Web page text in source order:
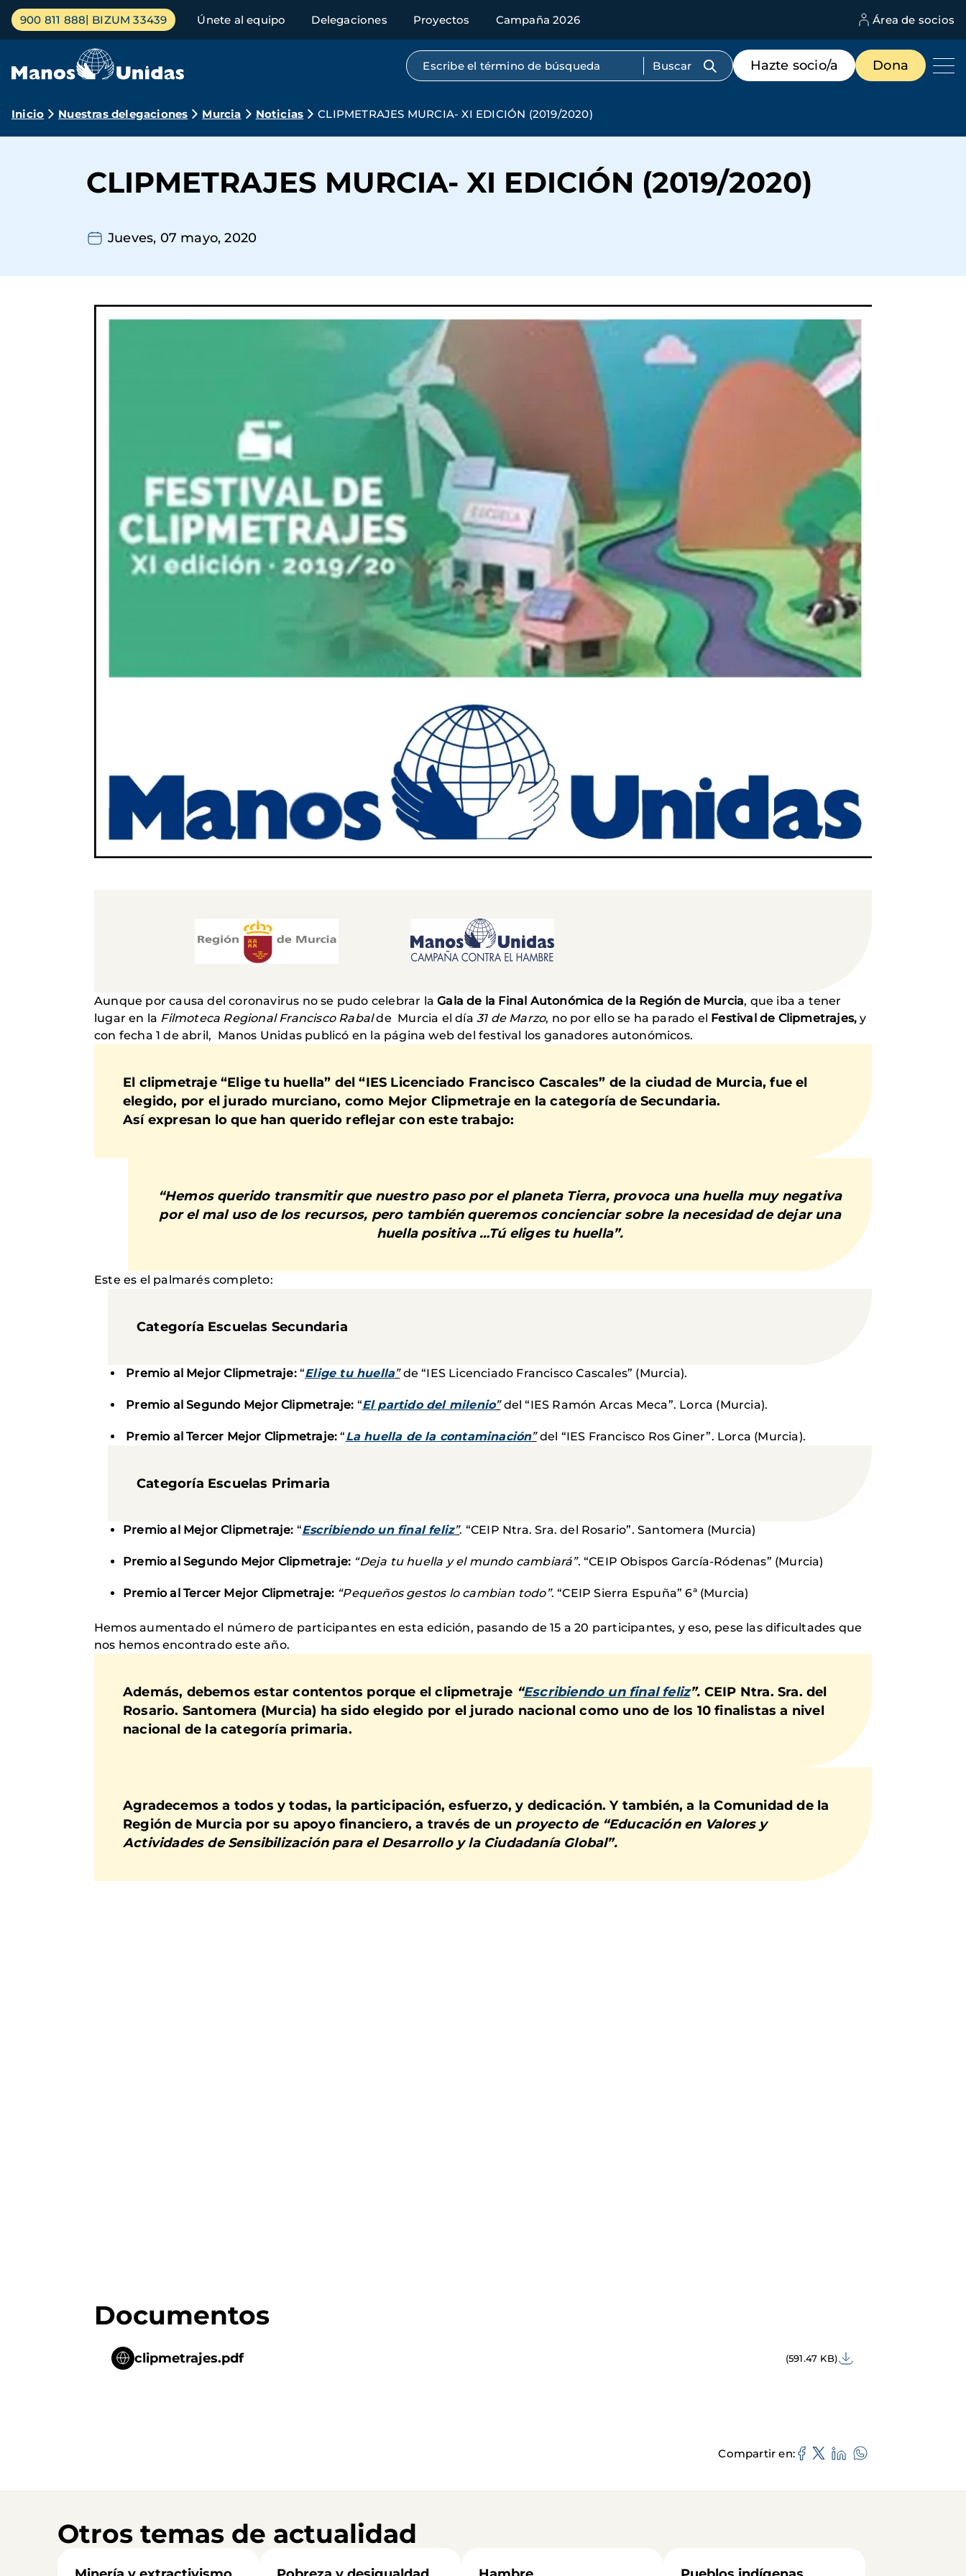
Pasar
contenido
Menú
principal
900 811 888 BIZUM 33439 Únete al equipo Delegaciones Proyectos Campaña 2026 Área de socios
Búsqueda por texto completo
Menú
de
destacados
Hazte socio/a Dona
Ruta
navegación
Inicio Nuestras delegaciones Murcia Noticias CLIPMETRAJES MURCIA- XI EDICIÓN (2019/2020)
CLIPMETRAJES MURCIA- XI EDICIÓN (2019/2020)
Jueves, 07 mayo, 2020
Aunque por causa del coronavirus no se pudo celebrar laGala de la Final Autonómica de la Región de Murcia, que iba a tener
lugar en la Filmoteca Regional Francisco Rabalde Murcia el día31 de Marzo, no por ello se ha parado el Festival de Clipmetrajes, y
con fecha 1 de abril, Manos Unidas publicó en la página web del festival los ganadores autonómicos.
El clipmetraje “Elige tu huella” del“IES Licenciado Francisco Cascales” de la ciudad de Murcia, fue el
elegido, por el jurado murciano, como Mejor Clipmetrajeen lacategoría de Secundaria.
Así expresan lo que han querido reflejar con este trabajo:
“Hemos querido transmitir que nuestro paso por el planeta Tierra, provoca una huella muy negativa
por el mal uso de los recursos, pero también queremos concienciar sobre la necesidad de dejar una
huella positiva …Tú eliges tu huella”.
Este es el palmarés completo:
Categoría Escuelas Secundaria
Premio al Mejor Clipmetraje:“Elige tu huella”de “IES Licenciado Francisco Cascales” (Murcia).
Premio al Segundo Mejor Clipmetraje: “El partido del milenio”del “IES Ramón Arcas Meca”. Lorca (Murcia).
Premio al Tercer Mejor Clipmetraje: “La huella de la contaminación”del “IES Francisco Ros Giner”. Lorca (Murcia).
Categoría Escuelas Primaria
Premio al Mejor Clipmetraje: “Escribiendo un final feliz”. “CEIP Ntra. Sra. del Rosario”. Santomera (Murcia)
Premio al Segundo Mejor Clipmetraje: “Deja tu huella y el mundo cambiará”. “CEIP Obispos García-Ródenas” (Murcia)
Premio al Tercer Mejor Clipmetraje: “Pequeños gestos lo cambian todo”. “CEIP Sierra Espuña” 6ª (Murcia)
Hemos aumentado el número de participantes en esta edición, pasando de 15 a 20 participantes, y eso, pese las dificultades que
nos hemos encontrado este año.
Además, debemos estar contentos porque el clipmetraje “Escribiendo un final feliz”. CEIP Ntra. Sra. del
Rosario. Santomera (Murcia) ha sido elegido por el jurado nacional como uno de los 10 finalistas a nivel
nacional de la categoría primaria.
Agradecemos a todos y todas, la participación, esfuerzo, y dedicación. Y también, a laComunidad de la
Región de Murcia por su apoyo financiero, a través de un proyecto de “Educación en Valores y
Actividades de Sensibilización para el Desarrollo y la Ciudadanía Global”.
Documentos
clipmetrajes.pdf (591.47 KB)
Compartir en
Otros temas de actualidad